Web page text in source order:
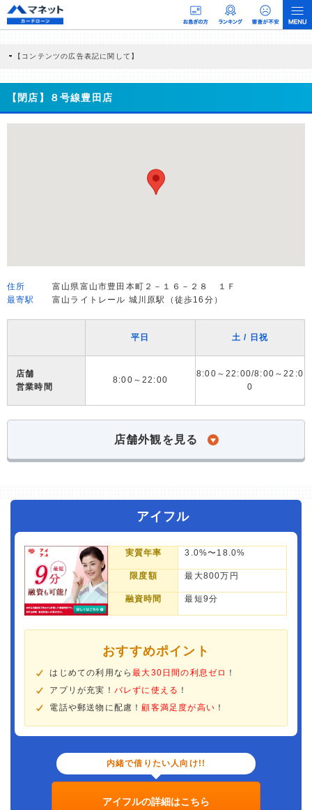
【コンテンツの広告表記に関して】
商品を根拠なくPRするものではなく、当編集部の調査／ユーザーへの口コミ収集な
どに基づき、公平性を担保した情報提供を行っています。
>提携企業一覧
【閉店】８号線豊田店
住所
富山県富山市豊田本町２－１６－２８ １Ｆ
最寄駅
富山ライトレール 城川原駅（徒歩16分）
平日 土 / 日祝
店舗
営業時間
8:00～22:00
8:00～22:00/8:00～22:0
0
店舗外観を見る
アイフル
実質年率 3.0%〜18.0%
限度額 最大800万円
融資時間 最短9分
おすすめポイント
はじめての利用なら最大30日間の利息ゼロ ！
アプリが充実！ バレずに使える ！
電話や郵送物に配慮！顧客満足度が高い ！
内緒で借りたい人向け!!
アイフルの詳細はこちら